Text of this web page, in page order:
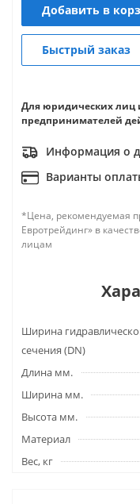
Добавить в
Быстрый заказ
Для юридических лиц
предпринимателей
Информация о
Варианты
*Цена, рекомендуемая
Евротрейдинг» в
лицам
Ширина
сечения (DN)
Длина мм.
Ширина мм.
Высота мм.
Материал
Вес, кг